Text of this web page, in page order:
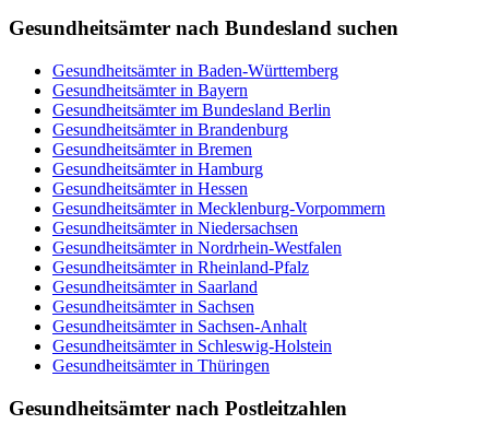
Gesundheitsämter nach Bundesland suchen
Gesundheitsämter in Baden-Württemberg
Gesundheitsämter in Bayern
Gesundheitsämter im Bundesland Berlin
Gesundheitsämter in Brandenburg
Gesundheitsämter in Bremen
Gesundheitsämter in Hamburg
Gesundheitsämter in Hessen
Gesundheitsämter in Mecklenburg-Vorpommern
Gesundheitsämter in Niedersachsen
Gesundheitsämter in Nordrhein-Westfalen
Gesundheitsämter in Rheinland-Pfalz
Gesundheitsämter in Saarland
Gesundheitsämter in Sachsen
Gesundheitsämter in Sachsen-Anhalt
Gesundheitsämter in Schleswig-Holstein
Gesundheitsämter in Thüringen
Gesundheitsämter nach Postleitzahlen